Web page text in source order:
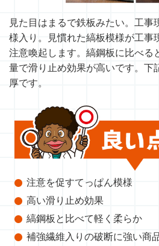
見た目はまるで鉄板みたい。工事
様入り。見慣れた縞板模様が工事
注意喚起します。縞鋼板に比べる
量で滑り止め効果が高いです。下
厚です。
注意を促すてっぱん模様
高い滑り止め効果
縞鋼板と比べて軽く柔らか
補強繊維入りの破断に強い商